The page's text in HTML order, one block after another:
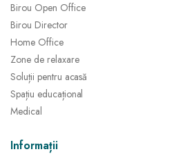
Birou Open Office
Birou Director
Home Office
Zone de relaxare
Soluții pentru acasă
Spațiu educațional
Medical
Informații